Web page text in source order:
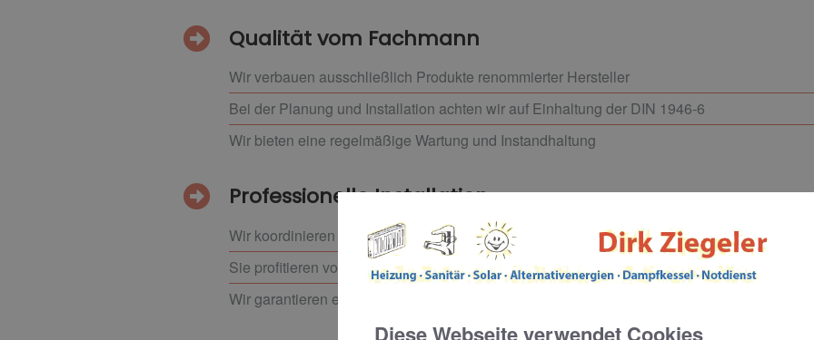
Qualität vom Fachmann
Wir verbauen ausschließlich Produkte renommierter Hersteller
Bei der Planung und Installation achten wir auf Einhaltung der DIN 1946-6
Wir bieten eine regelmäßige Wartung und Instandhaltung
Professionelle Installation
Wir koordinieren alle eventuell nötigen Fremdgewerke für Sie
Sie profitieren von Planung, Lieferung und Installation aus einer Hand
Wir garantieren eine sorgfältige und termingerechte Ausführung
Diese Webseite verwendet Cookies